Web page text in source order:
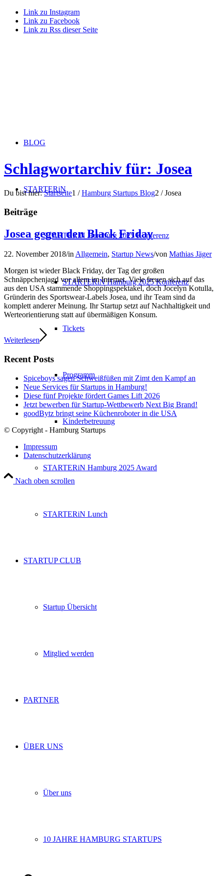
Link zu Instagram
Link zu Facebook
Link zu Rss dieser Seite
BLOG
STARTERiN
STARTERiN Hamburg 2025 Konferenz
STARTERiN Hamburg 2025 Konferenz
Tickets
Programm
Kinderbetreuung
STARTERiN Hamburg 2025 Award
STARTERiN Lunch
STARTUP CLUB
Startup Übersicht
Mitglied werden
PARTNER
ÜBER UNS
Über uns
10 JAHRE HAMBURG STARTUPS
Schlagwortarchiv für: Josea
Du bist hier: Startseite1 / Hamburg Startups Blog2 / Josea
Beiträge
Josea gegen den Black Friday
22. November 2018/inAllgemein, Startup News/von Mathias Jäger
Morgen ist wieder Black Friday, der Tag der großen
Schnäppchenjagd vor allem im Internet. Viele freuen sich auf das
aus den USA stammende Shoppingspektakel, doch Jocelyn Kotulla,
Gründerin des Sportswear-Labels Josea, und ihr Team sind da
komplett anderer Meinung. Ihr Startup setzt auf Nachhaltigkeit und
Werteorientierung statt auf übermäßigen Konsum.
Weiterlesen
Recent Posts
Spiceboys sagen Schweißfüßen mit Zimt den Kampf an
Neue Services für Startups in Hamburg!
Diese fünf Projekte fördert Games Lift 2026
Jetzt bewerben für Startup-Wettbewerb Next Big Brand!
goodBytz bringt seine Küchenroboter in die USA
© Copyright - Hamburg Startups
Impressum
Datenschutzerklärung
Nach oben scrollen